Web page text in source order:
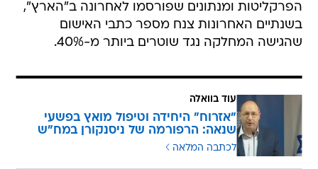
הפרקליטות ומנתונים שפורסמו לאחרונה ב"הארץ",
בשנתיים האחרונות צנח מספר כתבי האישום
שהגישה המחלקה נגד שוטרים ביותר מ-40%.
עוד בוואלה
"אזרוח" היחידה וטיפול מואץ בפשעי
שנאה: הרפורמה של ניסנקורן במח"ש
לכתבה המלאה